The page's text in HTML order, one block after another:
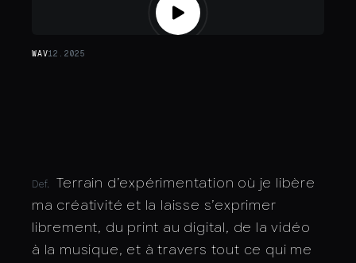
WAV12.2025
Def.
Terrain d’expérimentation où je libère
ma créativité et la laisse s’exprimer
librement, du print au digital, de la vidéo
à la musique, et à travers tout ce qui me